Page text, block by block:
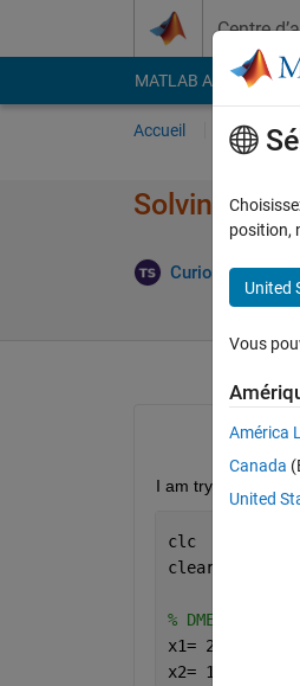
Centre
MATLAB Answers
Accueil Poser
Solving and
Curious 4 Juin
I am trying to find
clc
clear
% DME
x1= 2;  y1=
x2= 15; y2=
position,
United
Vous
América
Canada
United